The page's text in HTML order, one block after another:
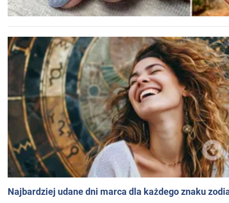
Najbardziej udane dni marca dla każdego znaku